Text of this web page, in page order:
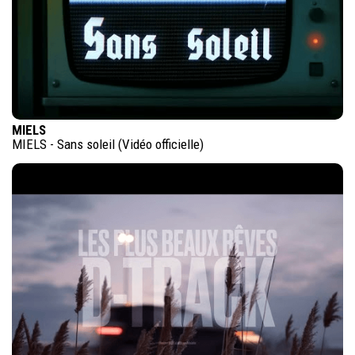
MIELS
MIELS - Sans soleil (Vidéo officielle)